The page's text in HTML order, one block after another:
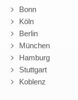
Bonn
Köln
Berlin
München
Hamburg
Stuttgart
Koblenz